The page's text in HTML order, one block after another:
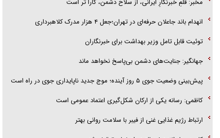
انهدام باند جاعلان حرفه‌ای در تهران؛جعل ۴ هزار مدرک کلاهبرداری
توئیت قابل تامل وزیر بهداشت برای خبرنگاران
جهانگیر: جنایت‌های دشمن بی‌پاسخ نخواهد ماند
پیش‌بینی وضعیت جوی ۵ روز آینده؛ موج جدید ناپایداری جوی در راه است
کاظمی: رسانه یکی از ارکان شکل‌گیری اعتماد عمومی است
ارتباط رژیم غذایی غنی از فیبر با سلامت روانی بهتر